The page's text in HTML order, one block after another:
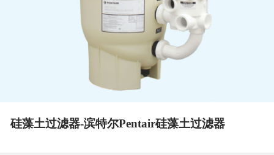
硅藻土过滤器-滨特尔Pentair硅藻土过滤器